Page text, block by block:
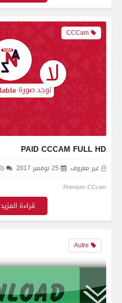
CCCam
PAID CCCAM FULL HD
غير معروف 25 نوفمبر 2017 (0)
Premium CCcam
قراءة المزيد
Autre